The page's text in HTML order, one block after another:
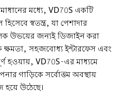
মধ্যে, VD70S একটি
স্বতন্ত্র, যা পেশাদার
উভয়ের জন্যই ডিজাইন করা
ক্ষমতা, সহজবোধ্য ইন্টারফেস এবং
হওয়ায়, VD70S-এর মাধ্যমে
গাড়িকে সর্বোত্তম অবস্থায়
উঠেছে।